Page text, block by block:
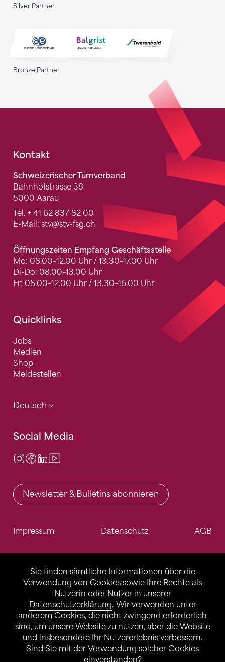
Sie finden sämtliche Informationen über die
Verwendung von Cookies sowie Ihre Rechte als
Nutzerin oder Nutzer in unserer
Datenschutzerklärung. Wir verwenden unter
anderem Cookies, die nicht zwingend erforderlich
sind, um unsere Website zu nutzen, aber die Website
und insbesondere Ihr Nutzererlebnis verbessern.
Sind Sie mit der Verwendung solcher Cookies
einverstanden?
Silver Partner
Bronze Partner
Fusszeile
Kontakt
Schweizerischer Turnverband
Bahnhofstrasse 38
5000 Aarau
Tel. + 41 62 837 82 00
E-Mail: stv@stv-fsg.ch
Öffnungszeiten Empfang Geschäftsstelle
Mo: 08.00–12.00 Uhr / 13.30–17.00 Uhr
Di-Do: 08.00–13.00 Uhr
Fr: 08.00–12.00 Uhr / 13.30–16.00 Uhr
Quicklinks
Jobs
Medien
Shop
Meldestellen
Deutsch
Social Media
Instagram
Facebook
LinkedIn
Newsletter & Bulletins abonnieren
Impressum Datenschutz AGB